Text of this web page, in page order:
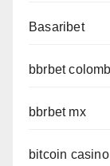
Basaribet
bbrbet
bbrbet mx
bitcoin casino